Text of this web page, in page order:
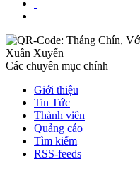
Các chuyên mục chính
Giới thiệu
Tin Tức
Thành viên
Quảng cáo
Tìm kiếm
RSS-feeds